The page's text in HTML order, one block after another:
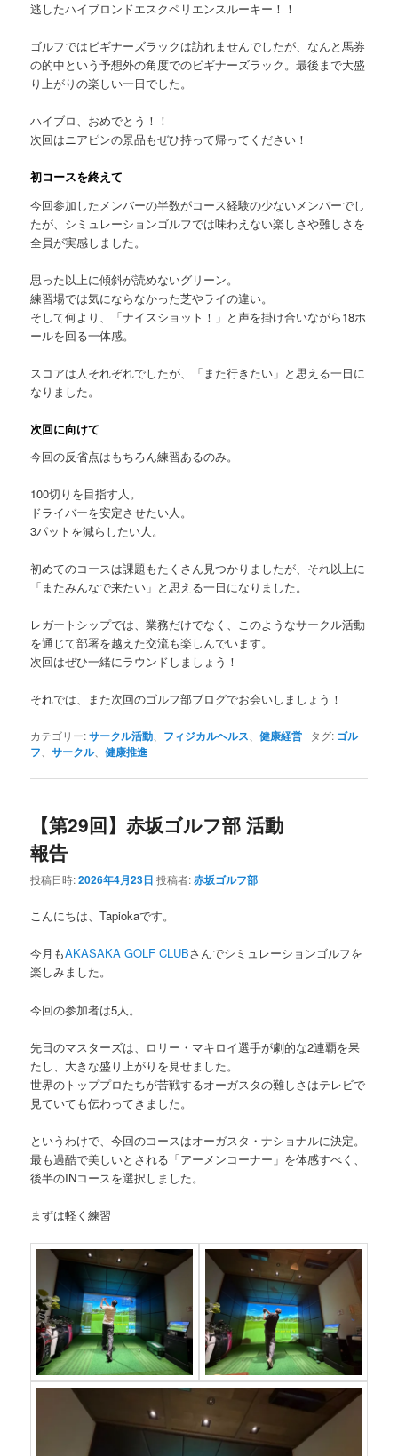
逃したハイブロンドエスクペリエンスルーキー！！
ゴルフではビギナーズラックは訪れませんでしたが、なんと馬券
の的中という予想外の角度でのビギナーズラック。最後まで大盛
り上がりの楽しい一日でした。
ハイブロ、おめでとう！！
次回はニアピンの景品もぜひ持って帰ってください！
初コースを終えて
今回参加したメンバーの半数がコース経験の少ないメンバーでし
たが、シミュレーションゴルフでは味わえない楽しさや難しさを
全員が実感しました。
思った以上に傾斜が読めないグリーン。
練習場では気にならなかった芝やライの違い。
そして何より、「ナイスショット！」と声を掛け合いながら18ホ
ールを回る一体感。
スコアは人それぞれでしたが、「また行きたい」と思える一日に
なりました。
次回に向けて
今回の反省点はもちろん練習あるのみ。
100切りを目指す人。
ドライバーを安定させたい人。
3パットを減らしたい人。
初めてのコースは課題もたくさん見つかりましたが、それ以上に
「またみんなで来たい」と思える一日になりました。
レガートシップでは、業務だけでなく、このようなサークル活動
を通じて部署を越えた交流も楽しんでいます。
次回はぜひ一緒にラウンドしましょう！
それでは、また次回のゴルフ部ブログでお会いしましょう！
カテゴリー:サークル活動 フィジカルヘルス 、健康経営 | タグ: ゴル
フ 、サークル、健康推進
【第29回】赤坂ゴルフ部 活動
報告
投稿日時:2026年4月23日 投稿者:赤坂ゴルフ部
こんにちは、Tapiokaです。
今月もAKASAKA GOLF CLUBさんでシミュレーションゴルフを
楽しみました。
今回の参加者は5人。
先日のマスターズは、ロリー・マキロイ選手が劇的な2連覇を果
たし、大きな盛り上がりを見せました。
世界のトッププロたちが苦戦するオーガスタの難しさはテレビで
見ていても伝わってきました。
というわけで、今回のコースはオーガスタ・ナショナルに決定。
最も過酷で美しいとされる「アーメンコーナー」を体感すべく、
後半のINコースを選択しました。
まずは軽く練習